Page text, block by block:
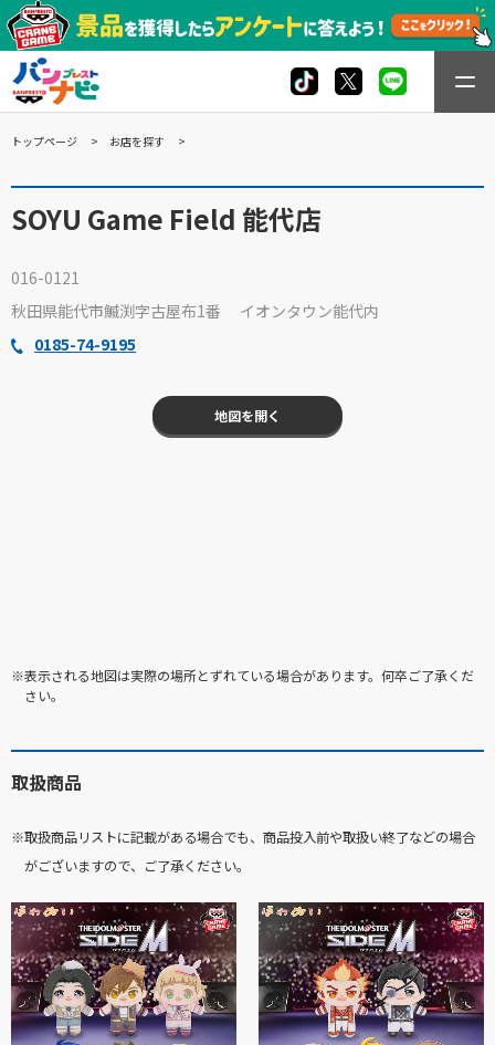
トップページ お店を探す
SOYU Game Field 能代店
016-0121
秋田県能代市鰄渕字古屋布1番 イオンタウン能代内
0185-74-9195
地図を開く
※表示される地図は実際の場所とずれている場合があります。何卒ご了承くだ
さい。
取扱商品
※取扱商品リストに記載がある場合でも、商品投入前や取扱い終了などの場合
がございますので、ご了承ください。